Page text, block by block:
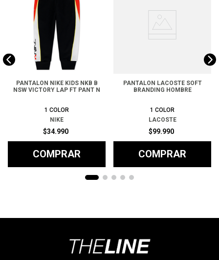
PANTALON NIKE KIDS NKB B
NSW VICTORY LAP FT PANT N
1 COLOR
NIKE
$34.990
COMPRAR
PANTALON LACOSTE SOFT
BRANDING HOMBRE
1 COLOR
LACOSTE
$99.990
COMPRAR